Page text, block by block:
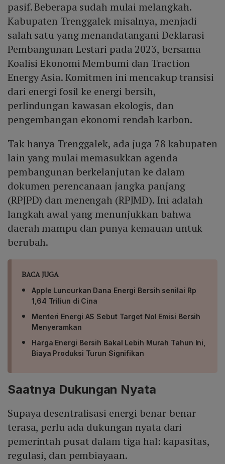
pasif. Beberapa sudah mulai melangkah.
Kabupaten Trenggalek misalnya, menjadi
salah satu yang menandatangani Deklarasi
Pembangunan Lestari pada 2023, bersama
Koalisi Ekonomi Membumi dan Traction
Energy Asia. Komitmen ini mencakup transisi
dari energi fosil ke energi bersih,
perlindungan kawasan ekologis, dan
pengembangan ekonomi rendah karbon.
Tak hanya Trenggalek, ada juga 78 kabupaten
lain yang mulai memasukkan agenda
pembangunan berkelanjutan ke dalam
dokumen perencanaan jangka panjang
(RPJPD) dan menengah (RPJMD). Ini adalah
langkah awal yang menunjukkan bahwa
daerah mampu dan punya kemauan untuk
berubah.
BACA JUGA
Apple Luncurkan Dana Energi Bersih senilai Rp
1,64 Triliun di Cina
Menteri Energi AS Sebut Target Nol Emisi Bersih
Menyeramkan
Harga Energi Bersih Bakal Lebih Murah Tahun Ini,
Biaya Produksi Turun Signifikan
Saatnya Dukungan Nyata
Supaya desentralisasi energi benar-benar
terasa, perlu ada dukungan nyata dari
pemerintah pusat dalam tiga hal: kapasitas,
regulasi, dan pembiayaan.